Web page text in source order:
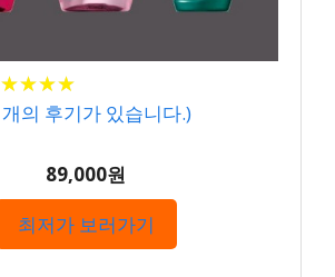
★★★★
★★★★
개의 후기가 있습니다.)
89,000원
최저가 보러가기